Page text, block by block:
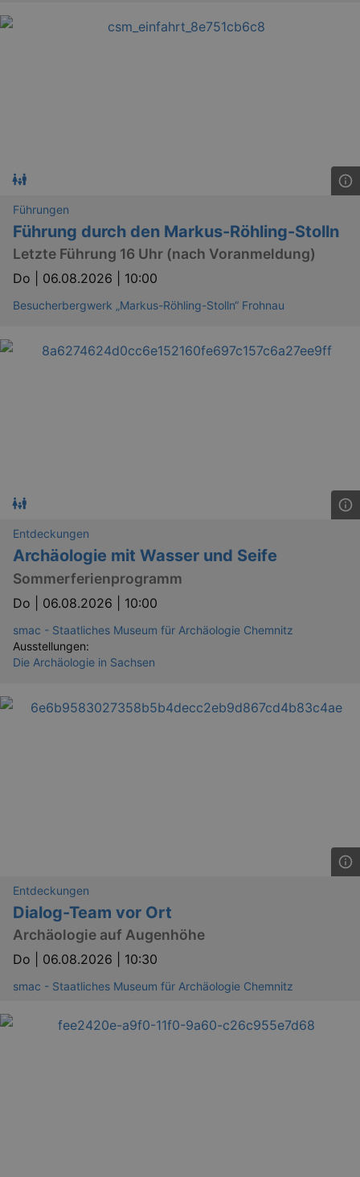
Führungen
Führung durch den Markus-Röhling-Stolln
Letzte Führung 16 Uhr (nach Voranmeldung)
Do | 06.08.2026 | 10:00
Besucherbergwerk „Markus-Röhling-Stolln“ Frohnau
Entdeckungen
Archäologie mit Wasser und Seife
Sommerferienprogramm
Do | 06.08.2026 | 10:00
smac - Staatliches Museum für Archäologie Chemnitz
Ausstellungen:
Die Archäologie in Sachsen
Entdeckungen
Dialog-Team vor Ort
Archäologie auf Augenhöhe
Do | 06.08.2026 | 10:30
smac - Staatliches Museum für Archäologie Chemnitz